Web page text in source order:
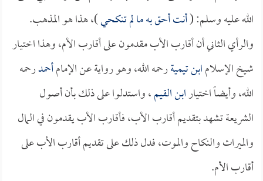
الله عليه وسلم: (أنت أحق به ما لم تنكحي)، هذا هو المذهب.
والرأي الثاني أن أقارب الأب مقدمون على أقارب الأم، وهذا اختيار
شيخ الإسلامابن تيميةرحمه الله، وهو رواية عن الإمامأحمدرحمه
الله، وأيضاً اختيارابن القيم، واستدلوا على ذلك بأن أصول
الشريعة تشهد بتقديم أقارب الأب، فأقارب الأب يقدمون في المال
والميراث والنكاح والموت، فدل ذلك على تقديم أقارب الأب على
أقارب الأم.